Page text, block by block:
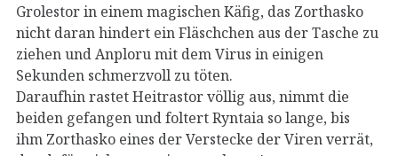
Grolestor in einem magischen Käfig, das Zorthasko
nicht daran hindert ein Fläschchen aus der Tasche zu
ziehen und Anploru mit dem Virus in einigen
Sekunden schmerzvoll zu töten.
Daraufhin rastet Heitrastor völlig aus, nimmt die
beiden gefangen und foltert Ryntaia so lange, bis
ihm Zorthasko eines der Verstecke der Viren verrät,